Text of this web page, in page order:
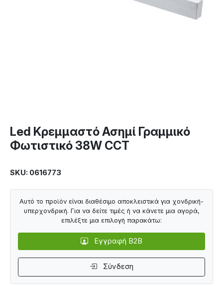
Led Κρεμμαστό Ασημί Γραμμικό
Φωτιστικό 38W CCT
SKU: 0616773
Αυτό το προϊόν είναι διαθέσιμο αποκλειστικά για χονδρική-
υπερχονδρική. Για να δείτε τιμές ή να κάνετε μια αγορά,
επιλέξτε μια επιλογή παρακάτω:
Εγγραφή B2B
Σύνδεση